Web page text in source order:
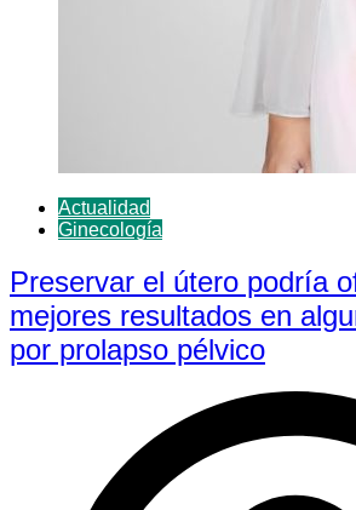
Actualidad
Ginecología
Preservar el útero podría
mejores resultados en
por prolapso pélvico